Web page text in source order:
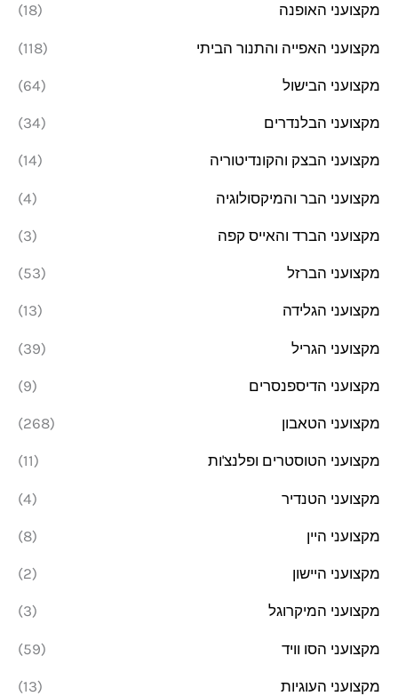
מקצועני האופנה (18)
מקצועני האפייה והתנור הביתי (118)
מקצועני הבישול (64)
מקצועני הבלנדרים (34)
מקצועני הבצק והקונדיטוריה (14)
מקצועני הבר והמיקסולוגיה (4)
מקצועני הברד והאייס קפה (3)
מקצועני הברזל (53)
מקצועני הגלידה (13)
מקצועני הגריל (39)
מקצועני הדיספנסרים (9)
מקצועני הטאבון (268)
מקצועני הטוסטרים ופלנצ'ות (11)
מקצועני הטנדיר (4)
מקצועני היין (8)
מקצועני היישון (2)
מקצועני המיקרוגל (3)
מקצועני הסו וויד (59)
מקצועני העוגיות (13)